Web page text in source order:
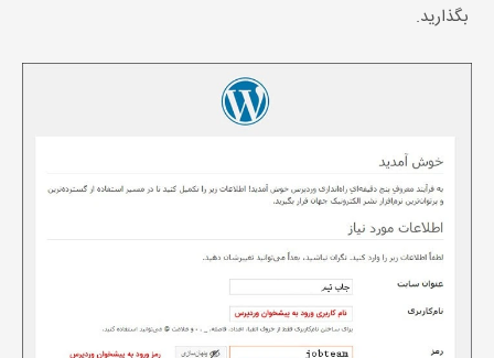
بگذارید.